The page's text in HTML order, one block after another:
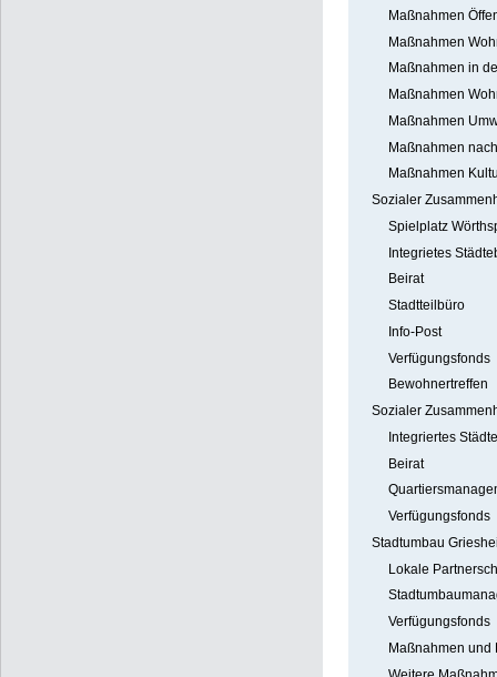
Maßnahmen
Maßnahmen
Maßnahmen in
Maßnahmen
Maßnahmen
Maßnahmen
Maßnahmen
Sozialer
Spielplatz
Integrietes
Beirat
Stadtteilbüro
Info-Post
Verfügungsfonds
Bewohnertreffen
Sozialer
Integriertes
Beirat
Verfügungsfonds
Stadtumbau
Lokale
Verfügungsfonds
Maßnahmen und